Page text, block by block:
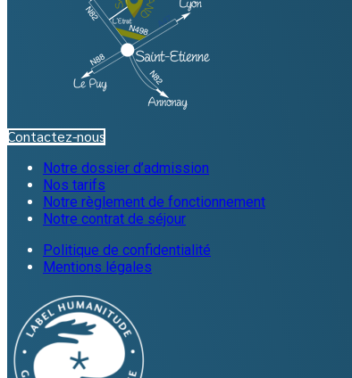
Contactez-nous
Notre dossier d’admission
Nos tarifs
Notre règlement de fonctionnement
Notre contrat de séjour
Politique de confidentialité
Mentions légales